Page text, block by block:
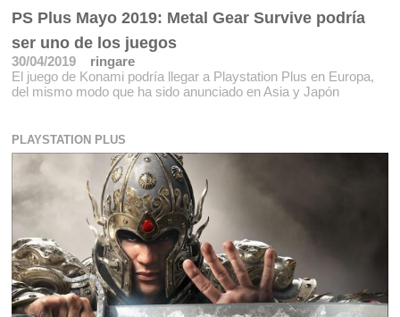
PS Plus Mayo 2019: Metal Gear Survive podría
ser uno de los juegos
30/04/2019
ringare
El juego de Konami podría llegar a Playstation Plus en Europa,
del mismo modo que ha sido anunciado en Asia y Japón
PLAYSTATION PLUS